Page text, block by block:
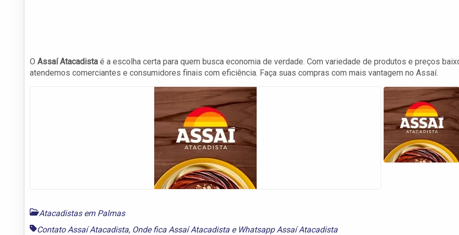
O Assaí Atacadista é a escolha certa para quem busca economia de verdade. Com variedade de produtos e preços
atendemos comerciantes e consumidores finais com eficiência. Faça suas compras com mais vantagem no Assaí.
Atacadistas em Palmas
Contato Assaí Atacadista, Onde fica Assaí Atacadista e Whatsapp Assaí Atacadista